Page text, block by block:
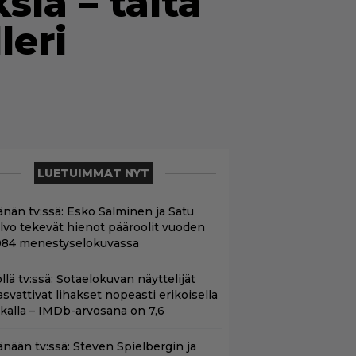
LUETUIMMAT NYT
tv:ssä: Esko Salminen ja Satu
tekevät hienot pääroolit vuoden
menestyselokuvassa
tv:ssä: Sotaelokuvan näyttelijät
lihakset nopeasti erikoisella
– IMDb-arvosana on 7,6
tv:ssä: Steven Spielbergin ja